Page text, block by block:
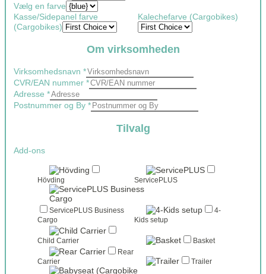
Vælg en farve
Kasse/Sidepanel farve
(Cargobikes)
Kalechefarve (Cargobikes)
Om virksomheden
brugere
bike_category
taxable_amount1_v02
Virksomhedsnavn *
CVR/EAN nummer *
Adresse *
Postnummer og By *
Tilvalg
Add-ons
Hövding ServicePLUS
ServicePLUS Business
Cargo
4-
Kids setup
Child Carrier
Basket
Rear
Carrier
Trailer